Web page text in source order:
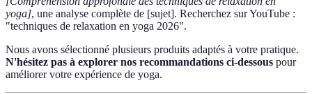
yoga], une analyse complète de [sujet]. Recherchez sur YouTube :
"techniques de relaxation en yoga 2026".
Nous avons sélectionné plusieurs produits adaptés à votre pratique.
N'hésitez pas à explorer nos recommandations ci-dessous pour
améliorer votre expérience de yoga.